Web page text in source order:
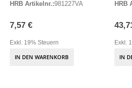
HRB Artikelnr.:981227VA
7,57 €
Exkl. 19% Steuern
IN DEN WARENKORB
HRB
Exkl.
IN